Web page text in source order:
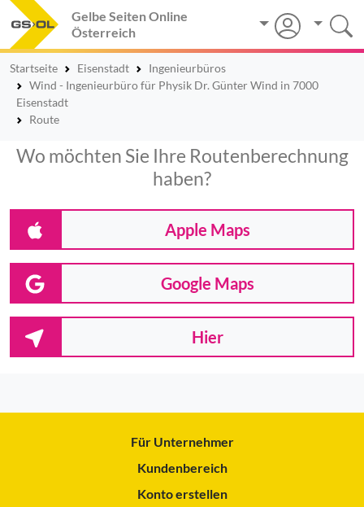
Gelbe Seiten Online
Österreich
Startseite Eisenstadt
Ingenieurbüros
Wind - Ingenieurbüro für Physik Dr. Günter Wind in 7000
Eisenstadt
Route
Wo möchten Sie Ihre Routenberechnung
haben?
Apple Maps
Google Maps
Hier
Für Unternehmer
Kundenbereich
Konto erstellen